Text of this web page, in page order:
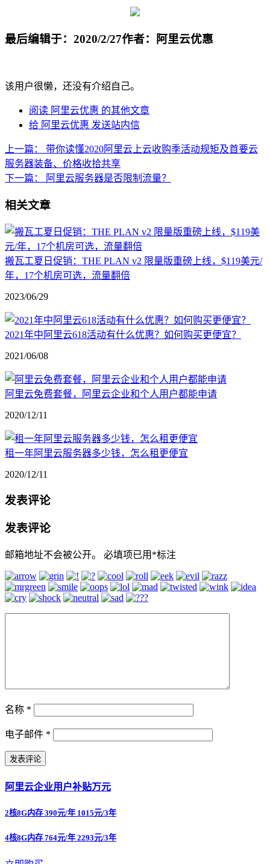
最后编辑于：2020/2/27作者：阿里云优惠
该用户很懒，还没有介绍自己。
阅读 阿里云优惠 的其他文章
给 阿里云优惠 发送站内信
上一篇：
带你读懂2020阿里云上云收购季活动规矩及首要云
服务器装备、价格收拾共享
下一篇：
阿里云服务器是否限制流量？
相关文章
搬瓦工夏日促销：THE PLAN v2 限量版重磅上线，$119美元/
年，17个机房可选，流量翻倍
2023/06/29
2021年中阿里云618活动有什么优惠？如何购买更便宜？
2021/06/08
阿里云免费套餐，阿里云企业和个人用户都能申请
2020/12/11
租一年阿里云服务器多少钱，怎么租更便宜
2020/12/11
发表评论
发表评论
邮箱地址不会被公开。 必填项已用 *标注
名称 *
电子邮件 *
阿里云企业用户补贴万元
2核8G内存 390元/年 1015元/3年
4核8G内存 764元/年 2293元/3年